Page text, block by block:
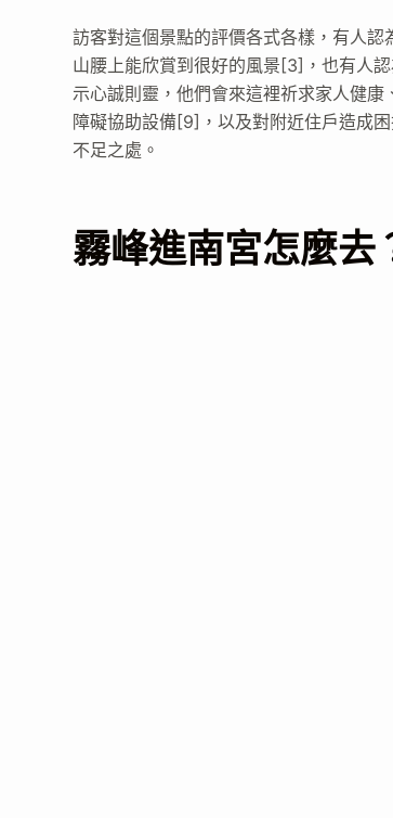
訪客對這個景點的評價各式各樣，有人
山腰上能欣賞到很好的風景[3]，也有人
示心誠則靈，他們會來這裡祈求家人健
障礙協助設備[9]，以及對附近住戶造成
不足之處。
霧峰進南宮怎麼去